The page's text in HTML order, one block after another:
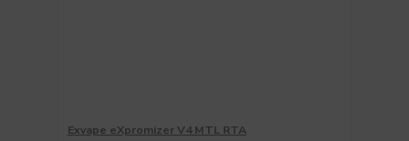
Exvape eXpromizer V4 MTL RTA